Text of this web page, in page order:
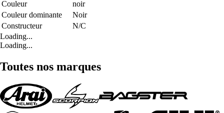
Couleur
noir
Couleur dominante
Noir
Constructeur
N/C
Loading...
Loading...
Toutes nos marques